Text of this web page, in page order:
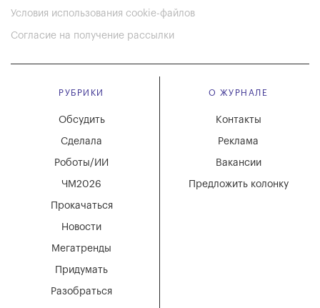
Условия использования cookie-файлов
Согласие на получение рассылки
РУБРИКИ
Мегатренды
Придумать
Разобраться
Новости
Обсудить
Сделала
Роботы/ИИ
ЧМ2026
Прокачаться
О ЖУРНАЛЕ
Вакансии
Реклама
Контакты
Предложить колонку